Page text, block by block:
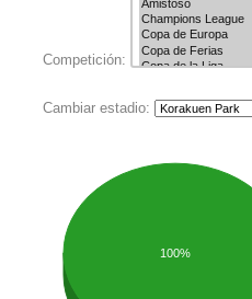
Competición:
Cambiar estadio:
100%